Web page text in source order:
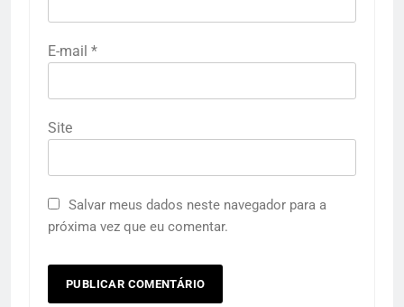
E-mail *
Site
Salvar meus dados neste navegador para a
próxima vez que eu comentar.